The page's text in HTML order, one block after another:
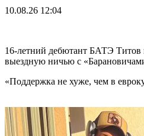
10.08.26 12:04
16-летний дебютант БАТЭ Титов
выездную ничью с
«Поддержка не хуже, чем в